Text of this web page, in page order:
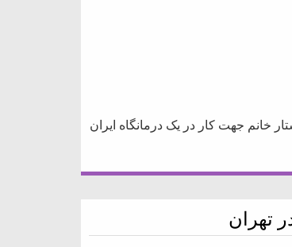
خانم جهت کار در یک درمانگاه ایران
تهران